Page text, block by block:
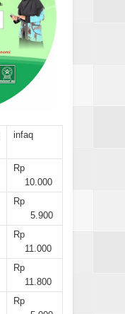
infaq
Rp
10.000
Rp
5.900
Rp
11.000
Rp
11.800
Rp